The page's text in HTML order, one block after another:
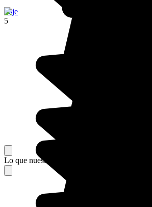
Paje
5
Lo que nuestros viajeros piensan de su estancia